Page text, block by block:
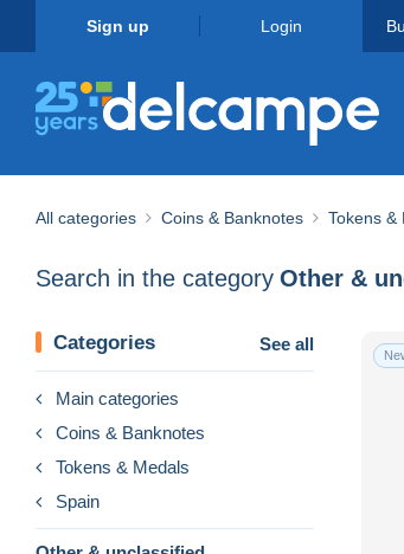
Sign up Login
All categories Coins & Banknotes Tokens &
Search in the category Other &
Categories See all
Main categories
Coins & Banknotes
Tokens & Medals
Spain